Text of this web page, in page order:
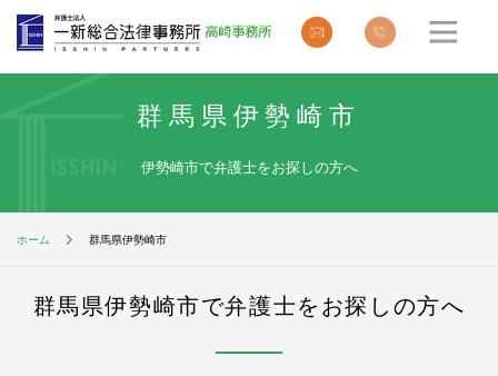
群馬県伊勢崎市
伊勢崎市で弁護士をお探しの方へ
ホーム 群馬県伊勢崎市
群馬県伊勢崎市で弁護士をお探しの方へ